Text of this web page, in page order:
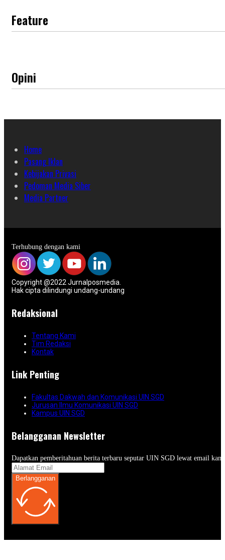
Feature
Opini
Home
Pasang Iklan
Kebijakan Privasi
Pedoman Media Siber
Media Partner
Terhubung dengan kami
Copyright @2022 Jurnalposmedia.
Hak cipta dilindungi undang-undang
Redaksional
Tentang Kami
Tim Redaksi
Kontak
Link Penting
Fakultas Dakwah dan Komunikasi UIN SGD
Jurusan Ilmu Komunikasi UIN SGD
Kampus UIN SGD
Belangganan Newsletter
Dapatkan pemberitahuan berita terbaru seputar UIN SGD lewat email
Berlangganan